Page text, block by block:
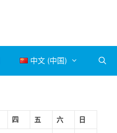
中文 (中国)
四 五 六 日